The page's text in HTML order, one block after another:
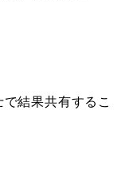
結果共有するこ